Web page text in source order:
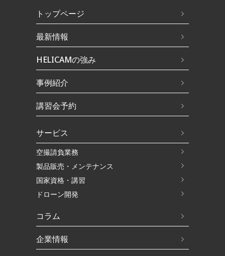
トップページ
最新情報
HELICAMの強み
事例紹介
講習会予約
サービス
空撮請負業務
製品販売・メンテナンス
国家資格・講習
ドローン開発
コラム
企業情報